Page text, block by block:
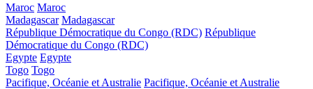
Maroc Maroc
Madagascar Madagascar
République Démocratique du Congo (RDC) République
Démocratique du Congo (RDC)
Egypte Egypte
Togo Togo
Pacifique, Océanie et Australie Pacifique, Océanie et Australie